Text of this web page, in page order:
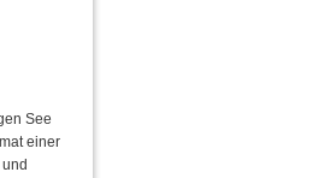
See
einer